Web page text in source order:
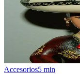
Accesorios5 min